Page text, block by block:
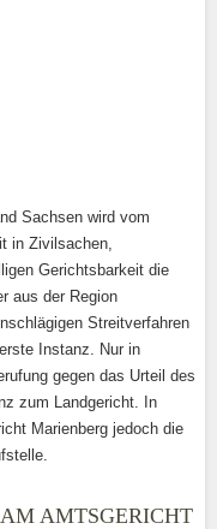
Sachsen wird vom
in Zivilsachen,
Gerichtsbarkeit die
aus der Region
Streitverfahren
Instanz. Nur in
gegen das Urteil des
zum Landgericht. In
Marienberg jedoch die
AMTSGERICHT